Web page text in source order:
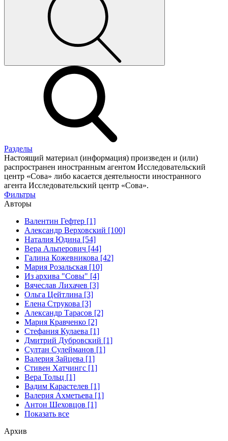
Разделы
Настоящий материал (информация) произведен и (или)
распространен иностранным агентом Исследовательский
центр «Сова» либо касается деятельности иностранного
агента Исследовательский центр «Сова».
Фильтры
Авторы
Валентин Гефтер [1]
Александр Верховский [100]
Наталия Юдина [54]
Вера Альперович [44]
Галина Кожевникова [42]
Мария Розальская [10]
Из архива "Совы" [4]
Вячеслав Лихачев [3]
Ольга Цейтлина [3]
Елена Струкова [3]
Александр Тарасов [2]
Мария Кравченко [2]
Стефания Кулаева [1]
Дмитрий Дубровский [1]
Султан Сулейманов [1]
Валерия Зайцева [1]
Стивен Хатчингс [1]
Верa Тольц [1]
Вадим Карастелев [1]
Валерия Ахметьева [1]
Антон Шеховцов [1]
Показать все
Архив